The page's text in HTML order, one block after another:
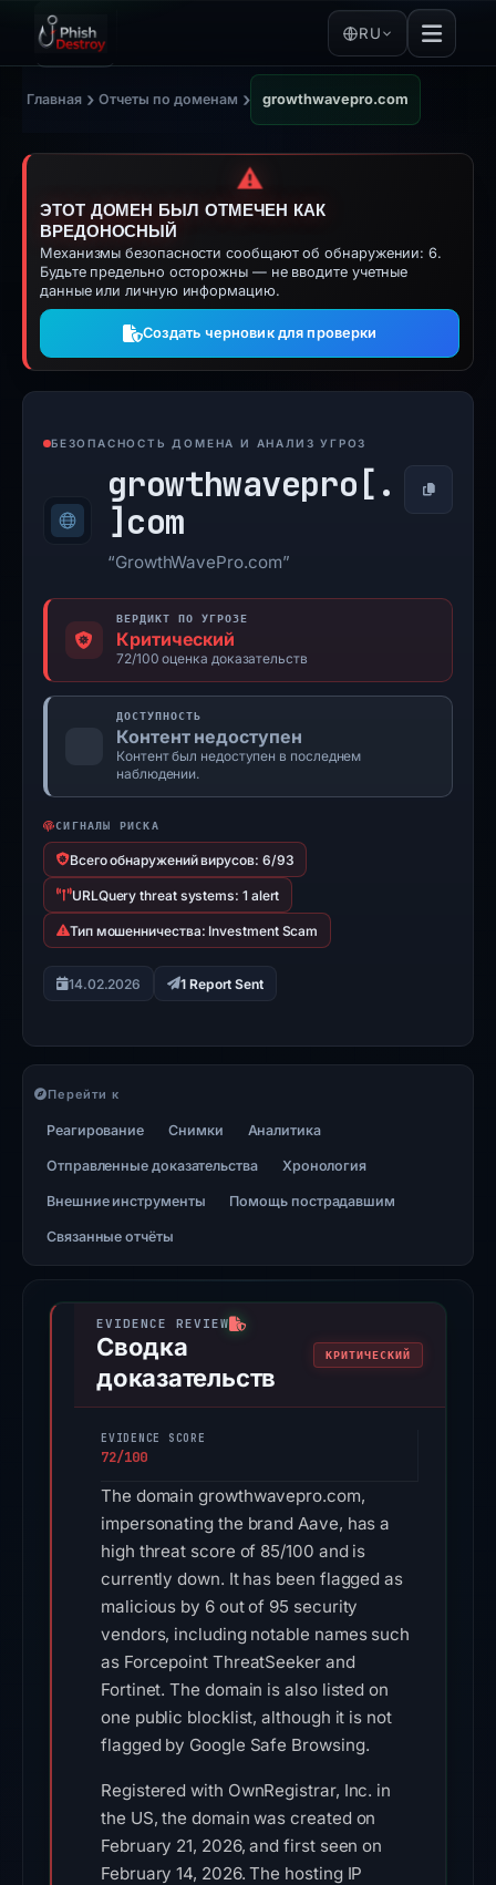
RU
Главная › Отчеты по доменам › growthwavepro.com
⚠️
ЭТОТ ДОМЕН БЫЛ ОТМЕЧЕН КАК
ВРЕДОНОСНЫЙ
Механизмы безопасности сообщают об обнаружении: 6.
Будьте предельно осторожны — не вводите учетные
данные или личную информацию.
Создать черновик для проверки
БЕЗОПАСНОСТЬ ДОМЕНА И АНАЛИЗ УГРОЗ
growthwavepro[.
] com
“GrowthWavePro.com”
ВЕРДИКТ ПО УГРОЗЕ
Критический
72/100 оценка доказательств
ДОСТУПНОСТЬ
Контент недоступен
Контент был недоступен в последнем
наблюдении.
СИГНАЛЫ РИСКА
Всего обнаружений вирусов: 6/93
URLQuery threat systems: 1 alert
Тип мошенничества: Investment Scam
14.02.2026 1 Report Sent
Перейти к
Реагирование Снимки Аналитика
Отправленные доказательства Хронология
Внешние инструменты Помощь пострадавшим
Связанные отчёты
Сводка
доказательств
КРИТИЧЕСКИЙ
EVIDENCE SCORE
72/100
The domain growthwavepro.com,
impersonating the brand Aave, has a
high threat score of 85/100 and is
currently down. It has been flagged as
malicious by 6 out of 95 security
vendors, including notable names such
as Forcepoint ThreatSeeker and
Fortinet. The domain is also listed on
one public blocklist, although it is not
flagged by Google Safe Browsing.
Registered with OwnRegistrar, Inc. in
the US, the domain was created on
February 21, 2026, and first seen on
February 14, 2026. The hosting IP